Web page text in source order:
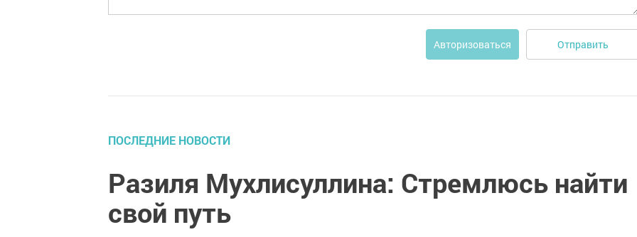
Авторизоваться Отправить
ПОСЛЕДНИЕ НОВОСТИ
Разиля Мухлисуллина: Стремлюсь найти
свой путь